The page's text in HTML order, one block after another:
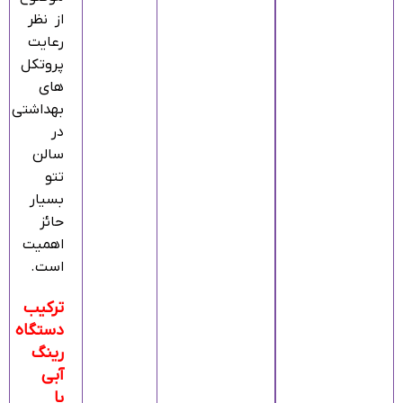
از نظر
رعایت
پروتکل‌
های
بهداشتی
در
سالن
تتو
بسیار
حائز
اهمیت
است.
ترکیب
دستگاه
رینگ
آبی
با